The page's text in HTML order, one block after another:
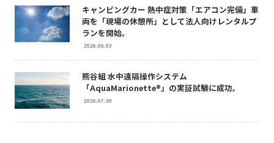
キャンピングカー 熱中症対策「エアコン完備」車
両を「現場の休憩所」として法人向けレンタルプ
ランを開始。
2026.08.03
熊谷組 水中遠隔操作システム
「AquaMarionette®」の実証試験に成功。
2026.07.30